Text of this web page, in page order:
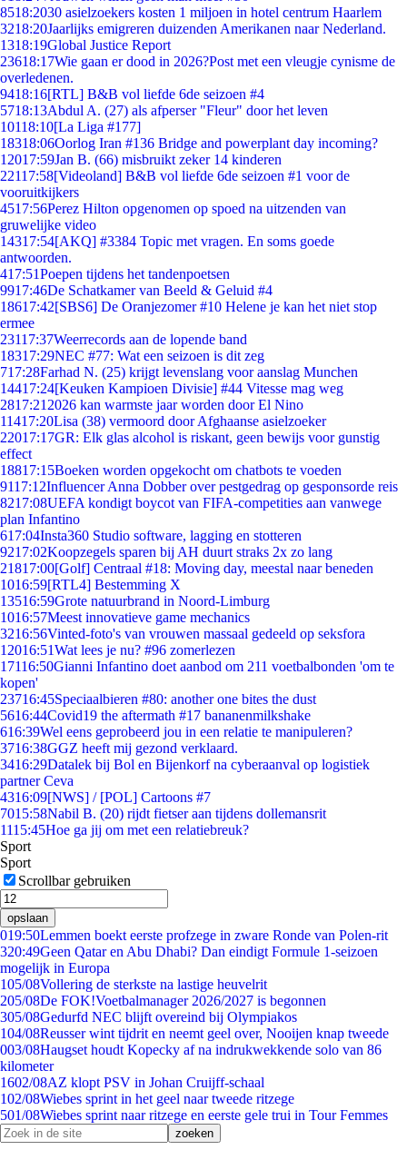
8518:2030 asielzoekers kosten 1 miljoen in hotel centrum Haarlem
3218:20Jaarlijks emigreren duizenden Amerikanen naar Nederland.
1318:19Global Justice Report
23618:17Wie gaan er dood in 2026?Post met een vleugje cynisme de
overledenen.
9418:16[RTL] B&B vol liefde 6de seizoen #4
5718:13Abdul A. (27) als afperser "Fleur" door het leven
10118:10[La Liga #177]
18318:06Oorlog Iran #136 Bridge and powerplant day incoming?
12017:59Jan B. (66) misbruikt zeker 14 kinderen
22117:58[Videoland] B&B vol liefde 6de seizoen #1 voor de
vooruitkijkers
4517:56Perez Hilton opgenomen op spoed na uitzenden van
gruwelijke video
14317:54[AKQ] #3384 Topic met vragen. En soms goede
antwoorden.
417:51Poepen tijdens het tandenpoetsen
9917:46De Schatkamer van Beeld & Geluid #4
18617:42[SBS6] De Oranjezomer #10 Helene je kan het niet stop
ermee
23117:37Weerrecords aan de lopende band
18317:29NEC #77: Wat een seizoen is dit zeg
717:28Farhad N. (25) krijgt levenslang voor aanslag Munchen
14417:24[Keuken Kampioen Divisie] #44 Vitesse mag weg
2817:21 2026 kan warmste jaar worden door El Nino
11417:20Lisa (38) vermoord door Afghaanse asielzoeker
22017:17GR: Elk glas alcohol is riskant, geen bewijs voor gunstig
effect
18817:15Boeken worden opgekocht om chatbots te voeden
9117:12Influencer Anna Dobber over pestgedrag op gesponsorde reis
8217:08UEFA kondigt boycot van FIFA-competities aan vanwege
plan Infantino
617:04Insta360 Studio software, lagging en stotteren
9217:02Koopzegels sparen bij AH duurt straks 2x zo lang
21817:00[Golf] Centraal #18: Moving day, meestal naar beneden
1016:59[RTL4] Bestemming X
13516:59Grote natuurbrand in Noord-Limburg
1016:57Meest innovatieve game mechanics
3216:56Vinted-foto's van vrouwen massaal gedeeld op seksfora
12016:51Wat lees je nu? #96 zomerlezen
17116:50Gianni Infantino doet aanbod om 211 voetbalbonden 'om te
kopen'
23716:45Speciaalbieren #80: another one bites the dust
5616:44Covid19 the aftermath #17 bananenmilkshake
616:39Wel eens geprobeerd jou in een relatie te manipuleren?
3716:38GGZ heeft mij gezond verklaard.
3416:29Datalek bij Bol en Bijenkorf na cyberaanval op logistiek
partner Ceva
4316:09[NWS] / [POL] Cartoons #7
7015:58Nabil B. (20) rijdt fietser aan tijdens dollemansrit
1115:45Hoe ga jij om met een relatiebreuk?
Sport
Sport
Scrollbar gebruiken
opslaan
019:50Lemmen boekt eerste profzege in zware Ronde van Polen-rit
320:49Geen Qatar en Abu Dhabi? Dan eindigt Formule 1-seizoen
mogelijk in Europa
105/08Vollering de sterkste na lastige heuvelrit
205/08De FOK!Voetbalmanager 2026/2027 is begonnen
305/08Gedurfd NEC blijft overeind bij Olympiakos
104/08Reusser wint tijdrit en neemt geel over, Nooijen knap tweede
003/08Haugset houdt Kopecky af na indrukwekkende solo van 86
kilometer
1602/08AZ klopt PSV in Johan Cruijff-schaal
102/08Wiebes sprint in het geel naar tweede ritzege
501/08Wiebes sprint naar ritzege en eerste gele trui in Tour Femmes